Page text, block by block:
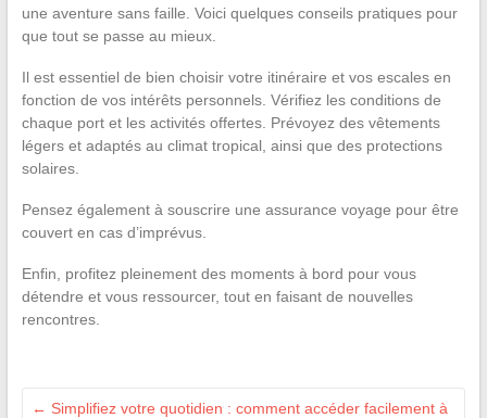
une aventure sans faille. Voici quelques conseils pratiques pour
que tout se passe au mieux.
Il est essentiel de bien choisir votre itinéraire et vos escales en
fonction de vos intérêts personnels. Vérifiez les conditions de
chaque port et les activités offertes. Prévoyez des vêtements
légers et adaptés au climat tropical, ainsi que des protections
solaires.
Pensez également à souscrire une assurance voyage pour être
couvert en cas d’imprévus.
Enfin, profitez pleinement des moments à bord pour vous
détendre et vous ressourcer, tout en faisant de nouvelles
rencontres.
← Simplifiez votre quotidien : comment accéder facilement à